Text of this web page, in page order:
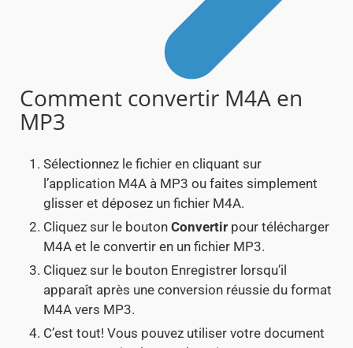
Comment convertir M4A en
MP3
Sélectionnez le fichier en cliquant sur
l’application M4A à MP3 ou faites simplement
glisser et déposez un fichier M4A.
Cliquez sur le bouton Convertir pour télécharger
M4A et le convertir en un fichier MP3.
Cliquez sur le bouton Enregistrer lorsqu’il
apparaît après une conversion réussie du format
M4A vers MP3.
C’est tout! Vous pouvez utiliser votre document